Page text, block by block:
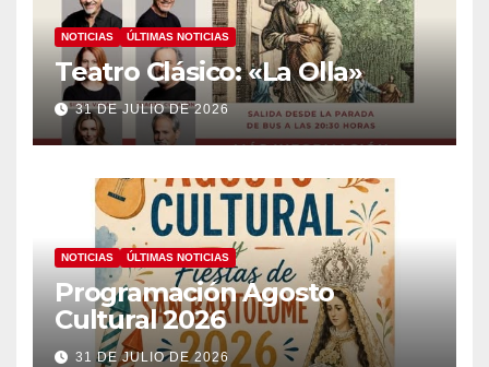
NOTICIAS ÚLTIMAS NOTICIAS
Teatro Clásico: «La Olla»
31 DE JULIO DE 2026
NOTICIAS ÚLTIMAS NOTICIAS
Programación Agosto
Cultural 2026
31 DE JULIO DE 2026